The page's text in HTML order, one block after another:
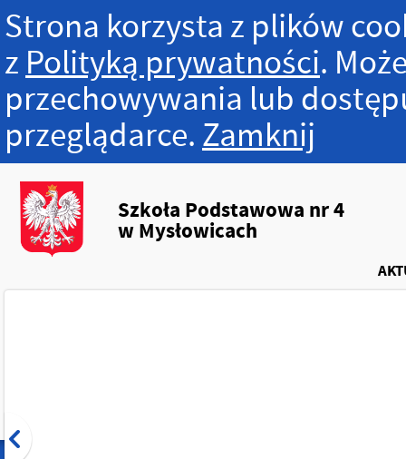
Strona korzysta z plików
zPolityką prywatności.
przechowywania lub
przeglądarce.Zamknij
Szkoła Podstawowa nr 4
w Mysłowicach